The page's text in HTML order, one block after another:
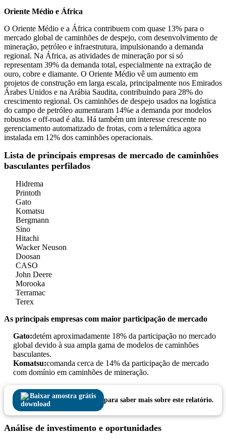
Oriente Médio e África
O Oriente Médio e a África contribuem com quase 13% para o
mercado global de caminhões de despejo, com desenvolvimento de
mineração, petróleo e infraestrutura, impulsionando a demanda
regional. Na África, as atividades de mineração por si só
representam 39% da demanda total, especialmente na extração de
ouro, cobre e diamante. O Oriente Médio vê um aumento em
projetos de construção em larga escala, principalmente nos Emirados
Árabes Unidos e na Arábia Saudita, contribuindo para 28% do
crescimento regional. Os caminhões de despejo usados na logística
do campo de petróleo aumentaram 14%e a demanda por modelos
robustos e off-road é alta. Há também um interesse crescente no
gerenciamento automatizado de frotas, com a telemática agora
instalada em 12% dos caminhões operacionais.
Lista de principais empresas de mercado de caminhões
basculantes perfilados
Hidrema
Printoth
Gato
Komatsu
Bergmann
Sino
Hitachi
Wacker Neuson
Doosan
CASO
John Deere
Morooka
Terramac
Terex
As principais empresas com maior participação de mercado
Gato:detém aproximadamente 18% da participação no mercado
global devido à sua ampla gama de modelos de caminhões
basculantes.
Komatsu:comanda cerca de 14% da participação de mercado
com domínio em caminhões de mineração.
Baixar amostra grátis
para saber mais sobre este relatório.
Análise de investimento e oportunidades